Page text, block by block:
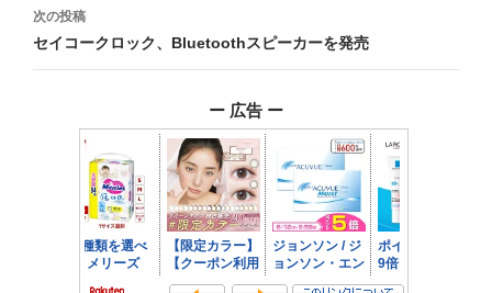
ビ
ゲ
次の投稿
セイコークロック、Bluetoothスピーカーを発売
ー 広告 ー